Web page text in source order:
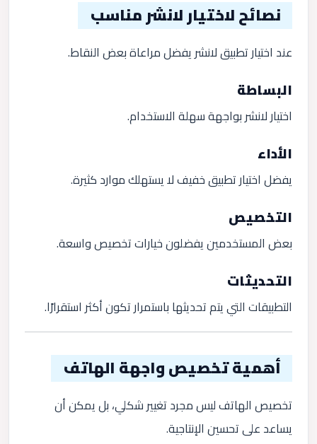
نصائح لاختيار لانشر مناسب
عند اختيار تطبيق لانشر يفضل مراعاة بعض النقاط.
البساطة
اختيار لانشر بواجهة سهلة الاستخدام.
الأداء
يفضل اختيار تطبيق خفيف لا يستهلك موارد كثيرة.
التخصيص
بعض المستخدمين يفضلون خيارات تخصيص واسعة.
التحديثات
التطبيقات التي يتم تحديثها باستمرار تكون أكثر استقرارًا.
أهمية تخصيص واجهة الهاتف
تخصيص الهاتف ليس مجرد تغيير شكلي، بل يمكن أن
يساعد على تحسين الإنتاجية.